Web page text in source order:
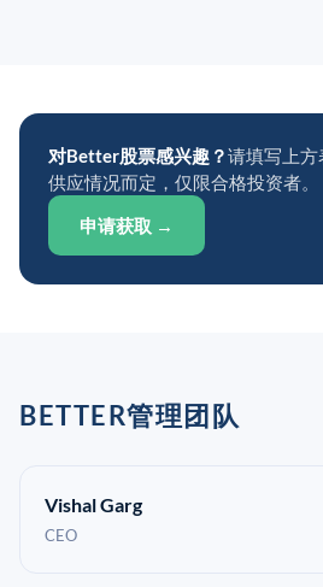
对Better股票感兴趣？请填写上
供应情况而定，仅限合格投资者。
申请获取 →
BETTER管理团队
Vishal Garg
CEO